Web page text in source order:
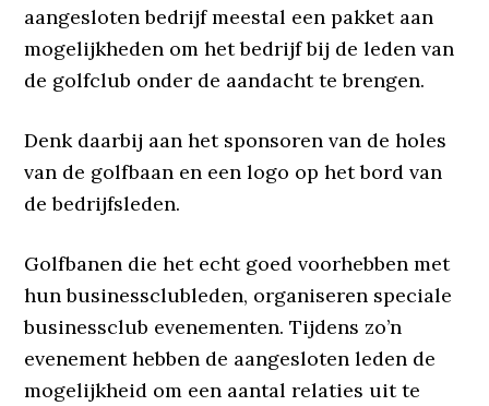
aangesloten bedrijf meestal een pakket aan
mogelijkheden om het bedrijf bij de leden van
de golfclub onder de aandacht te brengen.
Denk daarbij aan het sponsoren van de holes
van de golfbaan en een logo op het bord van
de bedrijfsleden.
Golfbanen die het echt goed voorhebben met
hun businessclubleden, organiseren speciale
businessclub evenementen. Tijdens zo’n
evenement hebben de aangesloten leden de
mogelijkheid om een aantal relaties uit te